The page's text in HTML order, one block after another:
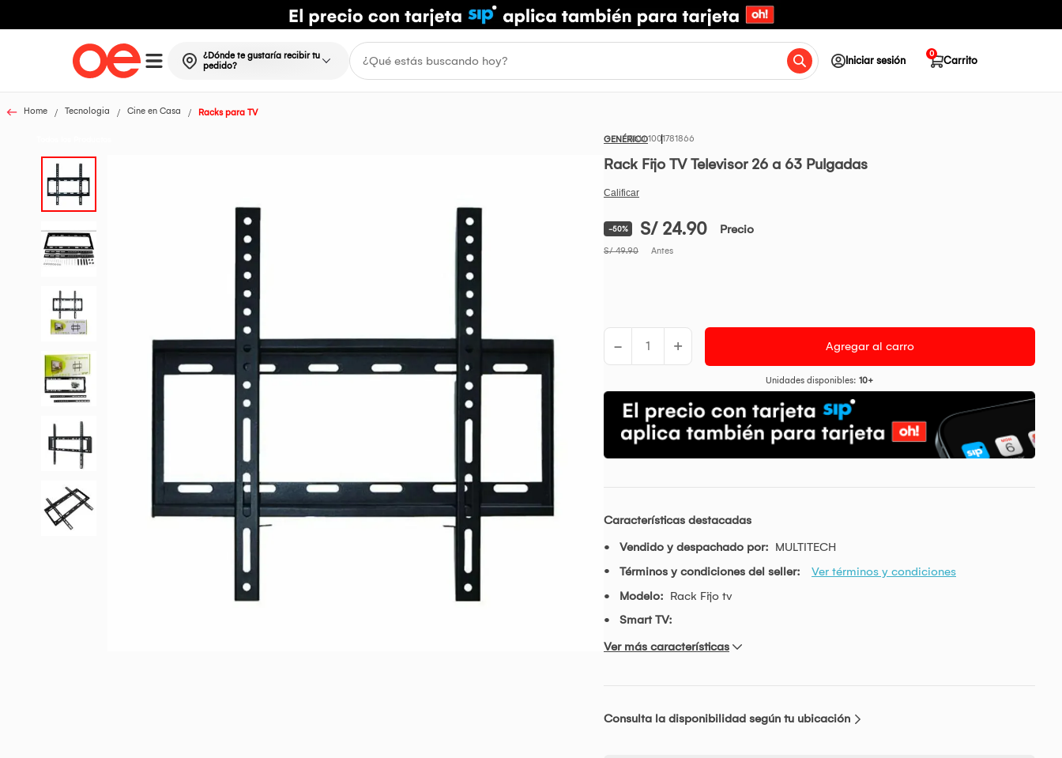
¿Dónde te gustaría recibir tu
pedido?
Iniciar sesión Carrito
0
Home Tecnologia Cine en Casa Racks para TV
GENÉRICO1001781866
Rack Fijo TV Televisor 26 a 63 Pulgadas
-50% S/ 24.90 Precio
S/ 49.90 Antes
- + Agregar al carro
Unidades disponibles: 10+
Características destacadas
Vendido y despachado por: MULTITECH
Términos y condiciones del seller:
Ver términos y condiciones
Modelo: Rack Fijo tv
Smart TV:
Ver más características
Consulta la disponibilidad según tu ubicación